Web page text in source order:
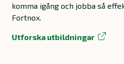
komma igång och jobba så
Fortnox.
Utforska utbildningar